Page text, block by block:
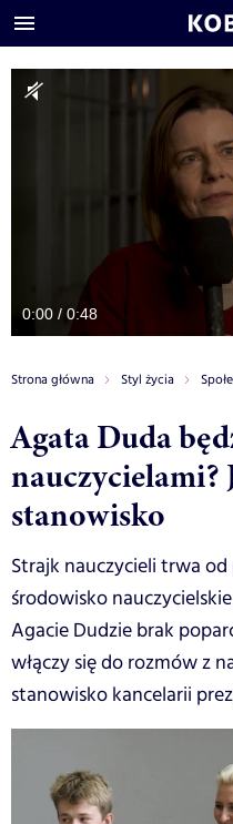
0:00 / 0:48
Strona główna Styl życia
Agata Duda
nauczycielami?
stanowisko
Strajk nauczycieli trwa
środowisko
Agacie Dudzie brak
włączy się do rozmów z
stanowisko kancelarii